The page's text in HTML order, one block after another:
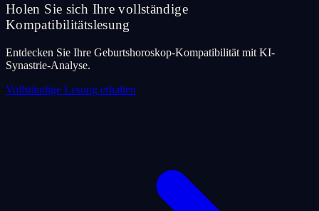
Holen Sie sich Ihre vollständige
Kompatibilitätslesung
Entdecken Sie Ihre Geburtshoroskop-Kompatibilität mit KI-
Synastrie-Analyse.
Vollständige Lesung erhalten